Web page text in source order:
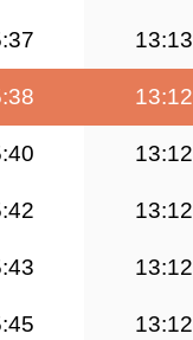
13:13
13:12
13:12
13:12
13:12
13:12